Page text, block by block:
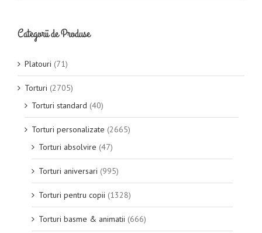
Categorii de Produse
Platouri (71)
Torturi (2705)
Torturi standard (40)
Torturi personalizate (2665)
Torturi absolvire (47)
Torturi aniversari (995)
Torturi pentru copii (1328)
Torturi basme & animatii (666)